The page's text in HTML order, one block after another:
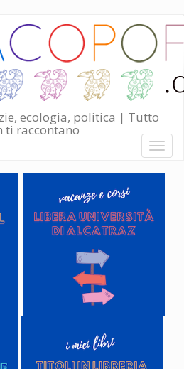
ecologia, politica | Tutto
ti raccontano
Toggle